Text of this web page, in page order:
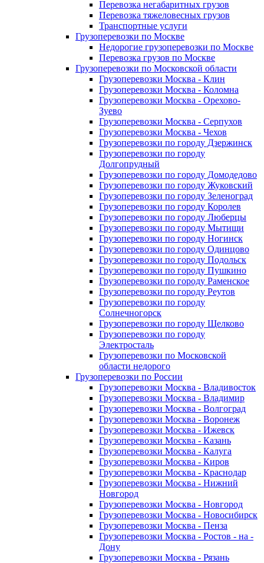
Перевозка негабаритных грузов
Перевозка тяжеловесных грузов
Транспортные услуги
Грузоперевозки по Москве
Недорогие грузоперевозки по Москве
Перевозка грузов по Москве
Грузоперевозки по Московской области
Грузоперевозки Москва - Клин
Грузоперевозки Москва - Коломна
Грузоперевозки Москва - Орехово-
Зуево
Грузоперевозки Москва - Серпухов
Грузоперевозки Москва - Чехов
Грузоперевозки по городу Дзержинск
Грузоперевозки по городу
Долгопрудный
Грузоперевозки по городу Домодедово
Грузоперевозки по городу Жуковский
Грузоперевозки по городу Зеленоград
Грузоперевозки по городу Королев
Грузоперевозки по городу Люберцы
Грузоперевозки по городу Мытищи
Грузоперевозки по городу Ногинск
Грузоперевозки по городу Одинцово
Грузоперевозки по городу Подольск
Грузоперевозки по городу Пушкино
Грузоперевозки по городу Раменское
Грузоперевозки по городу Реутов
Грузоперевозки по городу
Солнечногорск
Грузоперевозки по городу Щелково
Грузоперевозки по городу
Электросталь
Грузоперевозки по Московской
области недорого
Грузоперевозки по России
Грузоперевозки Москва - Владивосток
Грузоперевозки Москва - Владимир
Грузоперевозки Москва - Волгоград
Грузоперевозки Москва - Воронеж
Грузоперевозки Москва - Ижевск
Грузоперевозки Москва - Казань
Грузоперевозки Москва - Калуга
Грузоперевозки Москва - Киров
Грузоперевозки Москва - Краснодар
Грузоперевозки Москва - Нижний
Новгород
Грузоперевозки Москва - Новгород
Грузоперевозки Москва - Новосибирск
Грузоперевозки Москва - Пенза
Грузоперевозки Москва - Ростов - на -
Дону
Грузоперевозки Москва - Рязань